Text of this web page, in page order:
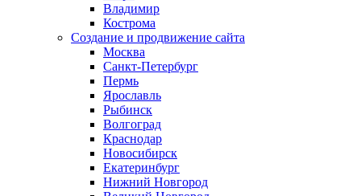
Владимир
Кострома
Создание и продвижение сайта
Москва
Санкт-Петербург
Пермь
Ярославль
Рыбинск
Волгоград
Краснодар
Новосибирск
Екатеринбург
Нижний Новгород